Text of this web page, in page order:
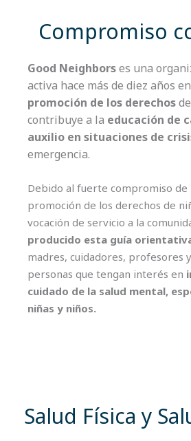
Compromiso
Good Neighborses una
activa hace más de diez años
promoción de los derechos
contribuye a la educación de
auxilio en situaciones de
emergencia.
Debido al fuerte compromiso de
promoción de los derechos de
vocación de servicio a la
producido esta guía
madres, cuidadores, profesores
personas que tengan interés en
cuidado de la salud mental,
niñas y niños.
Salud Física y